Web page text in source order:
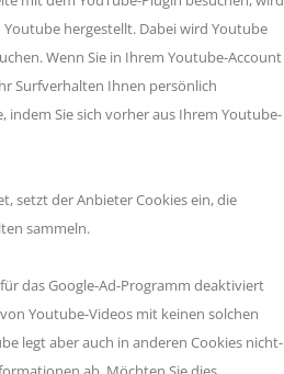
hergestellt. Dabei wird Youtube
Wenn Sie in Ihrem Youtube-Account
Surfverhalten Ihnen persönlich
indem Sie sich vorher aus Ihrem Youtube-
setzt der Anbieter Cookies ein, die
sammeln.
das Google-Ad-Programm deaktiviert
Youtube-Videos mit keinen solchen
legt aber auch in anderen Cookies nicht-